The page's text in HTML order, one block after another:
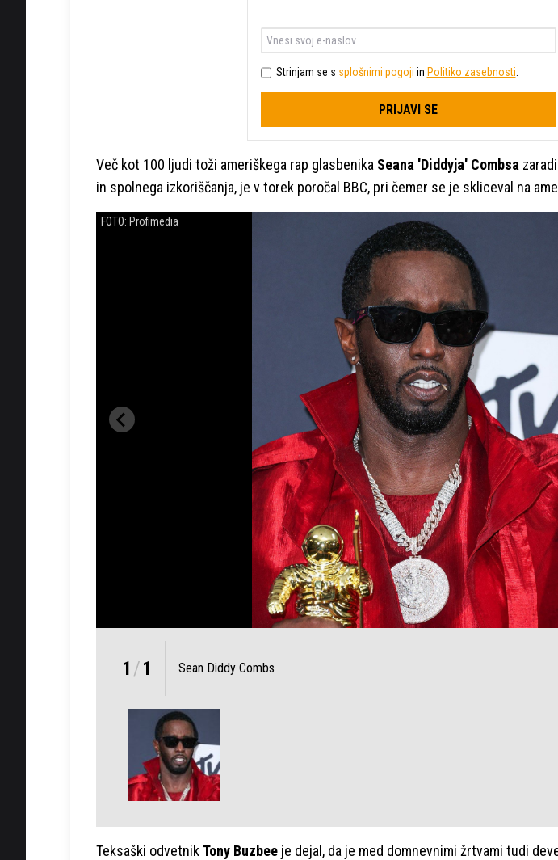
Strinjam se s splošnimi pogoji in Politiko zasebnosti
PRIJAVI SE
Več kot 100 ljudi toži ameriškega rap glasbenika Seana 'Diddyja' Combsa
in spolnega izkoriščanja, je v torek poročal BBC, pri čemer se je skliceval na
FOTO: Profimedia
1 /1 Sean Diddy Combs
Teksaški odvetnik Tony Buzbee je dejal, da je med domnevnimi žrtvami tudi